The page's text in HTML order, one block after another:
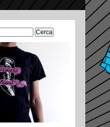
Ricerca
per: